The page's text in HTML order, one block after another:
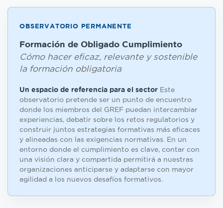
OBSERVATORIO PERMANENTE
Formación de Obligado Cumplimiento
Cómo hacer eficaz, relevante y sostenible
la formación obligatoria
Un espacio de referencia para el sector Este
observatorio pretende ser un punto de encuentro
donde los miembros del GREF puedan intercambiar
experiencias, debatir sobre los retos regulatorios y
construir juntos estrategias formativas más eficaces
y alineadas con las exigencias normativas. En un
entorno donde el cumplimiento es clave, contar con
una visión clara y compartida permitirá a nuestras
organizaciones anticiparse y adaptarse con mayor
agilidad a los nuevos desafíos formativos.